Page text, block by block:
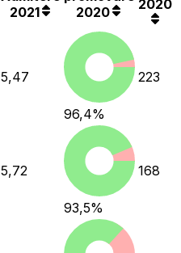
2021
2020
2020
5,47
96,4%
223
5,72
93,5%
168